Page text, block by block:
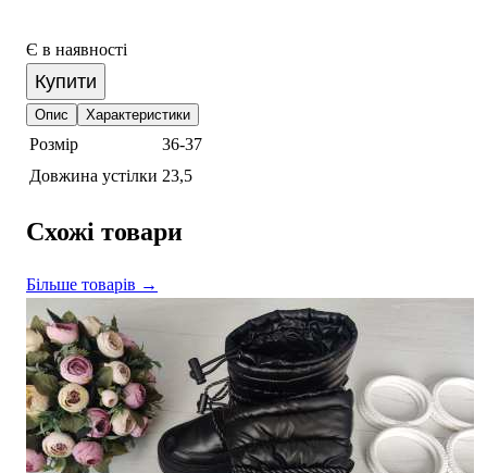
Є в наявності
Купити
Опис Характеристики
Розмір
36-37
Довжина устілки 23,5
Схожі товари
Більше товарів →